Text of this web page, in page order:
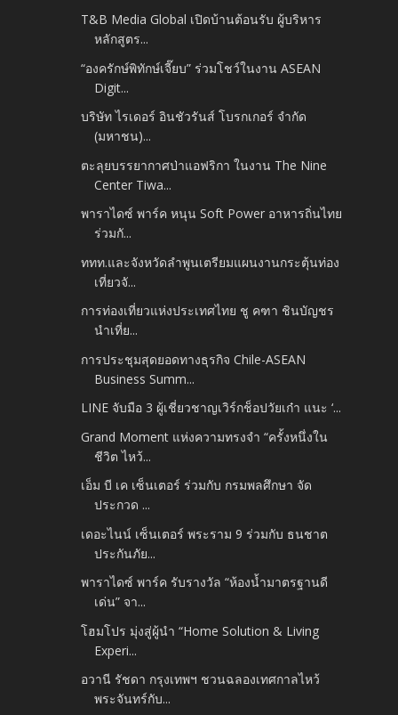
T&B Media Global เปิดบ้านต้อนรับ ผู้บริหาร
หลักสูตร...
“องครักษ์พิทักษ์เจี๊ยบ” ร่วมโชว์ในงาน ASEAN
Digit...
บริษัท ไรเดอร์ อินชัวรันส์ โบรกเกอร์ จำกัด
(มหาชน)...
ตะลุยบรรยากาศป่าแอฟริกา ในงาน The Nine
Center Tiwa...
พาราไดซ์ พาร์ค หนุน Soft Power อาหารถิ่นไทย
ร่วมกั...
ททท.และจังหวัดลำพูนเตรียมแผนงานกระตุ้นท่อง
เที่ยวจั...
การท่องเที่ยวแห่งประเทศไทย ชู คฑา ชินบัญชร
นำเที่ย...
การประชุมสุดยอดทางธุรกิจ Chile-ASEAN
Business Summ...
LINE จับมือ 3 ผู้เชี่ยวชาญเวิร์กช็อปวัยเก๋า แนะ ‘...
Grand Moment แห่งความทรงจำ “ครั้งหนึ่งใน
ชีวิต ไหว้...
เอ็ม บี เค เซ็นเตอร์ ร่วมกับ กรมพลศึกษา จัด
ประกวด ...
เดอะไนน์ เซ็นเตอร์ พระราม 9 ร่วมกับ ธนชาต
ประกันภัย...
พาราไดซ์ พาร์ค รับรางวัล “ห้องน้ำมาตรฐานดี
เด่น” จา...
โฮมโปร มุ่งสู่ผู้นำ “Home Solution & Living
Experi...
อวานี รัชดา กรุงเทพฯ ชวนฉลองเทศกาลไหว้
พระจันทร์กับ...